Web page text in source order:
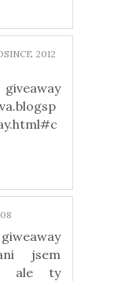
2012
jsem
ale ty